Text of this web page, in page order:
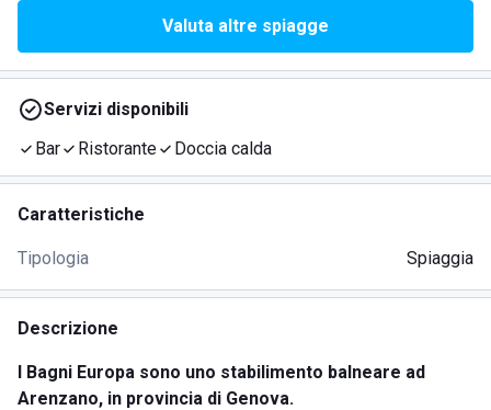
Valuta altre spiagge
Servizi disponibili
Bar
Ristorante Doccia calda
Caratteristiche
Tipologia Spiaggia
Descrizione
I Bagni Europa sono uno stabilimento balneare ad
Arenzano, in provincia di Genova.